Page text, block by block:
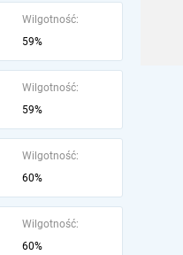
Wilgotność:
59%
Wilgotność:
59%
Wilgotność:
60%
Wilgotność:
60%